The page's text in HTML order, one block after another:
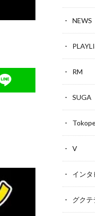
NEWS
RM
SUGA
V
インタ
グクテ